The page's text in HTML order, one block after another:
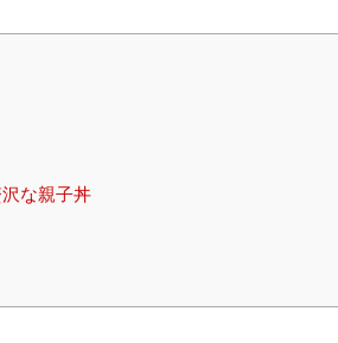
な親子丼